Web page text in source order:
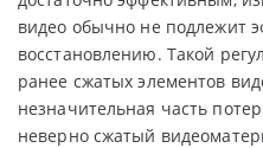
видео обычно не подлежит
восстановлению. Такой
ранее сжатых элементов
незначительная часть
неверно сжатый